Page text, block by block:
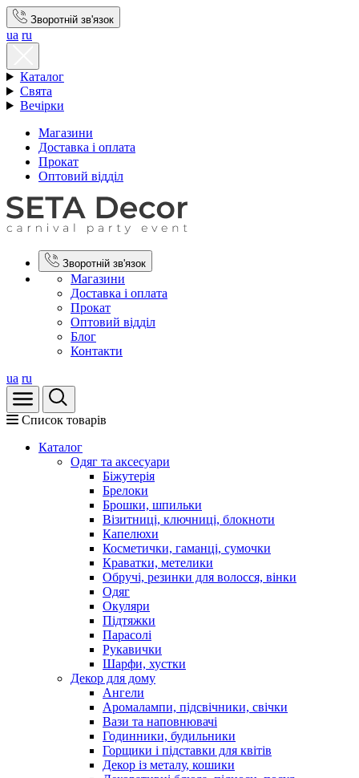
Зворотній зв'язок
ua ru
Каталог
Свята
Вечірки
Магазини
Доставка і оплата
Прокат
Оптовий відділ
Зворотній зв'язок
Магазини
Доставка і оплата
Прокат
Оптовий відділ
Блог
Контакти
ua ru
Список товарів
Каталог
Oдяг та аксесуари
Біжутерія
Брелоки
Брошки, шпильки
Візитниці, ключниці, блокноти
Капелюхи
Косметички, гаманці, сумочки
Краватки, метелики
Обручі, резинки для волосся, вінки
Одяг
Окуляри
Підтяжки
Парасолі
Рукавички
Шарфи, хустки
Декор для дому
Ангели
Аромалампи, підсвічники, свічки
Вази та наповнювачі
Годинники, будильники
Горщики і підставки для квітів
Декор із металу, кошики